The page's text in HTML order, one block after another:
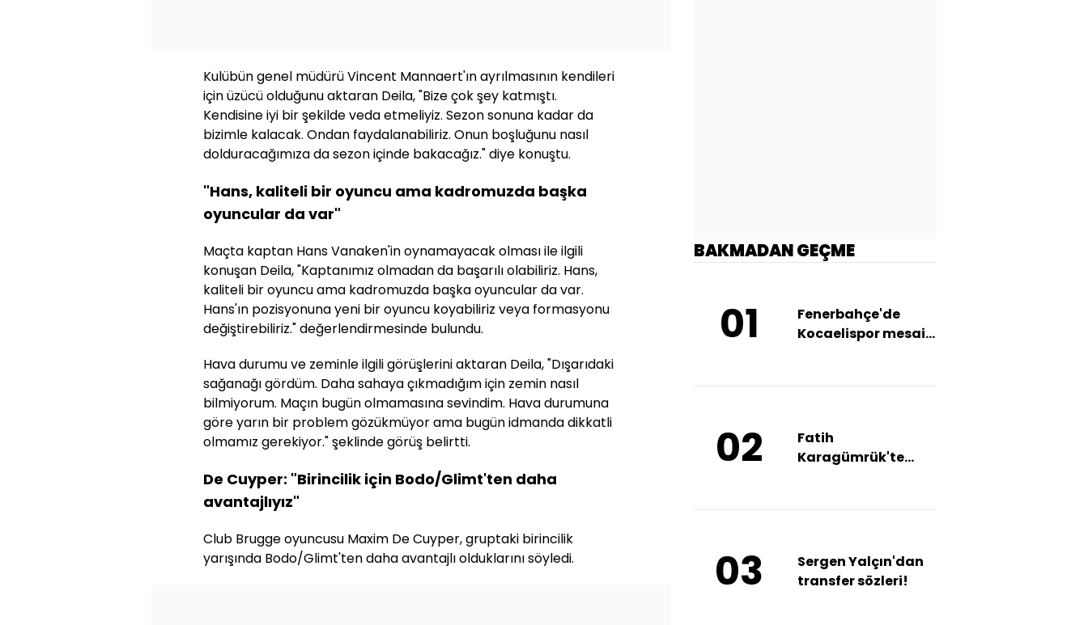
Kulübün genel müdürü Vincent Mannaert'ın ayrılmasının kendileri
için üzücü olduğunu aktaran Deila, "Bize çok şey katmıştı.
Kendisine iyi bir şekilde veda etmeliyiz. Sezon sonuna kadar da
bizimle kalacak. Ondan faydalanabiliriz. Onun boşluğunu nasıl
dolduracağımıza da sezon içinde bakacağız." diye konuştu.
"Hans, kaliteli bir oyuncu ama kadromuzda başka
oyuncular da var"
Maçta kaptan Hans Vanaken'in oynamayacak olması ile ilgili
konuşan Deila, "Kaptanımız olmadan da başarılı olabiliriz. Hans,
kaliteli bir oyuncu ama kadromuzda başka oyuncular da var.
Hans'ın pozisyonuna yeni bir oyuncu koyabiliriz veya formasyonu
değiştirebiliriz." değerlendirmesinde bulundu.
Hava durumu ve zeminle ilgili görüşlerini aktaran Deila, "Dışarıdaki
sağanağı gördüm. Daha sahaya çıkmadığım için zemin nasıl
bilmiyorum. Maçın bugün olmamasına sevindim. Hava durumuna
göre yarın bir problem gözükmüyor ama bugün idmanda dikkatli
olmamız gerekiyor." şeklinde görüş belirtti.
De Cuyper: "Birincilik için Bodo/Glimt'ten daha
avantajlıyız"
Club Brugge oyuncusu Maxim De Cuyper, gruptaki birincilik
yarışında Bodo/Glimt'ten daha avantajlı olduklarını söyledi.
BAKMADAN GEÇME
01
Fenerbahçe'de
Kocaelispor mesaisi
02
Fatih
Karagümrük'te
03
Sergen Yalçın'dan
transfer sözleri!